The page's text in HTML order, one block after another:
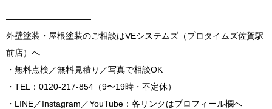
――――――――――
外壁塗装・屋根塗装のご相談はVEシステムズ（プロタイムズ佐賀駅
前店）へ
・無料点検／無料見積り／写真で相談OK
・TEL：0120-217-854（9〜19時・不定休）
・LINE／Instagram／YouTube：各リンクはプロフィール欄へ